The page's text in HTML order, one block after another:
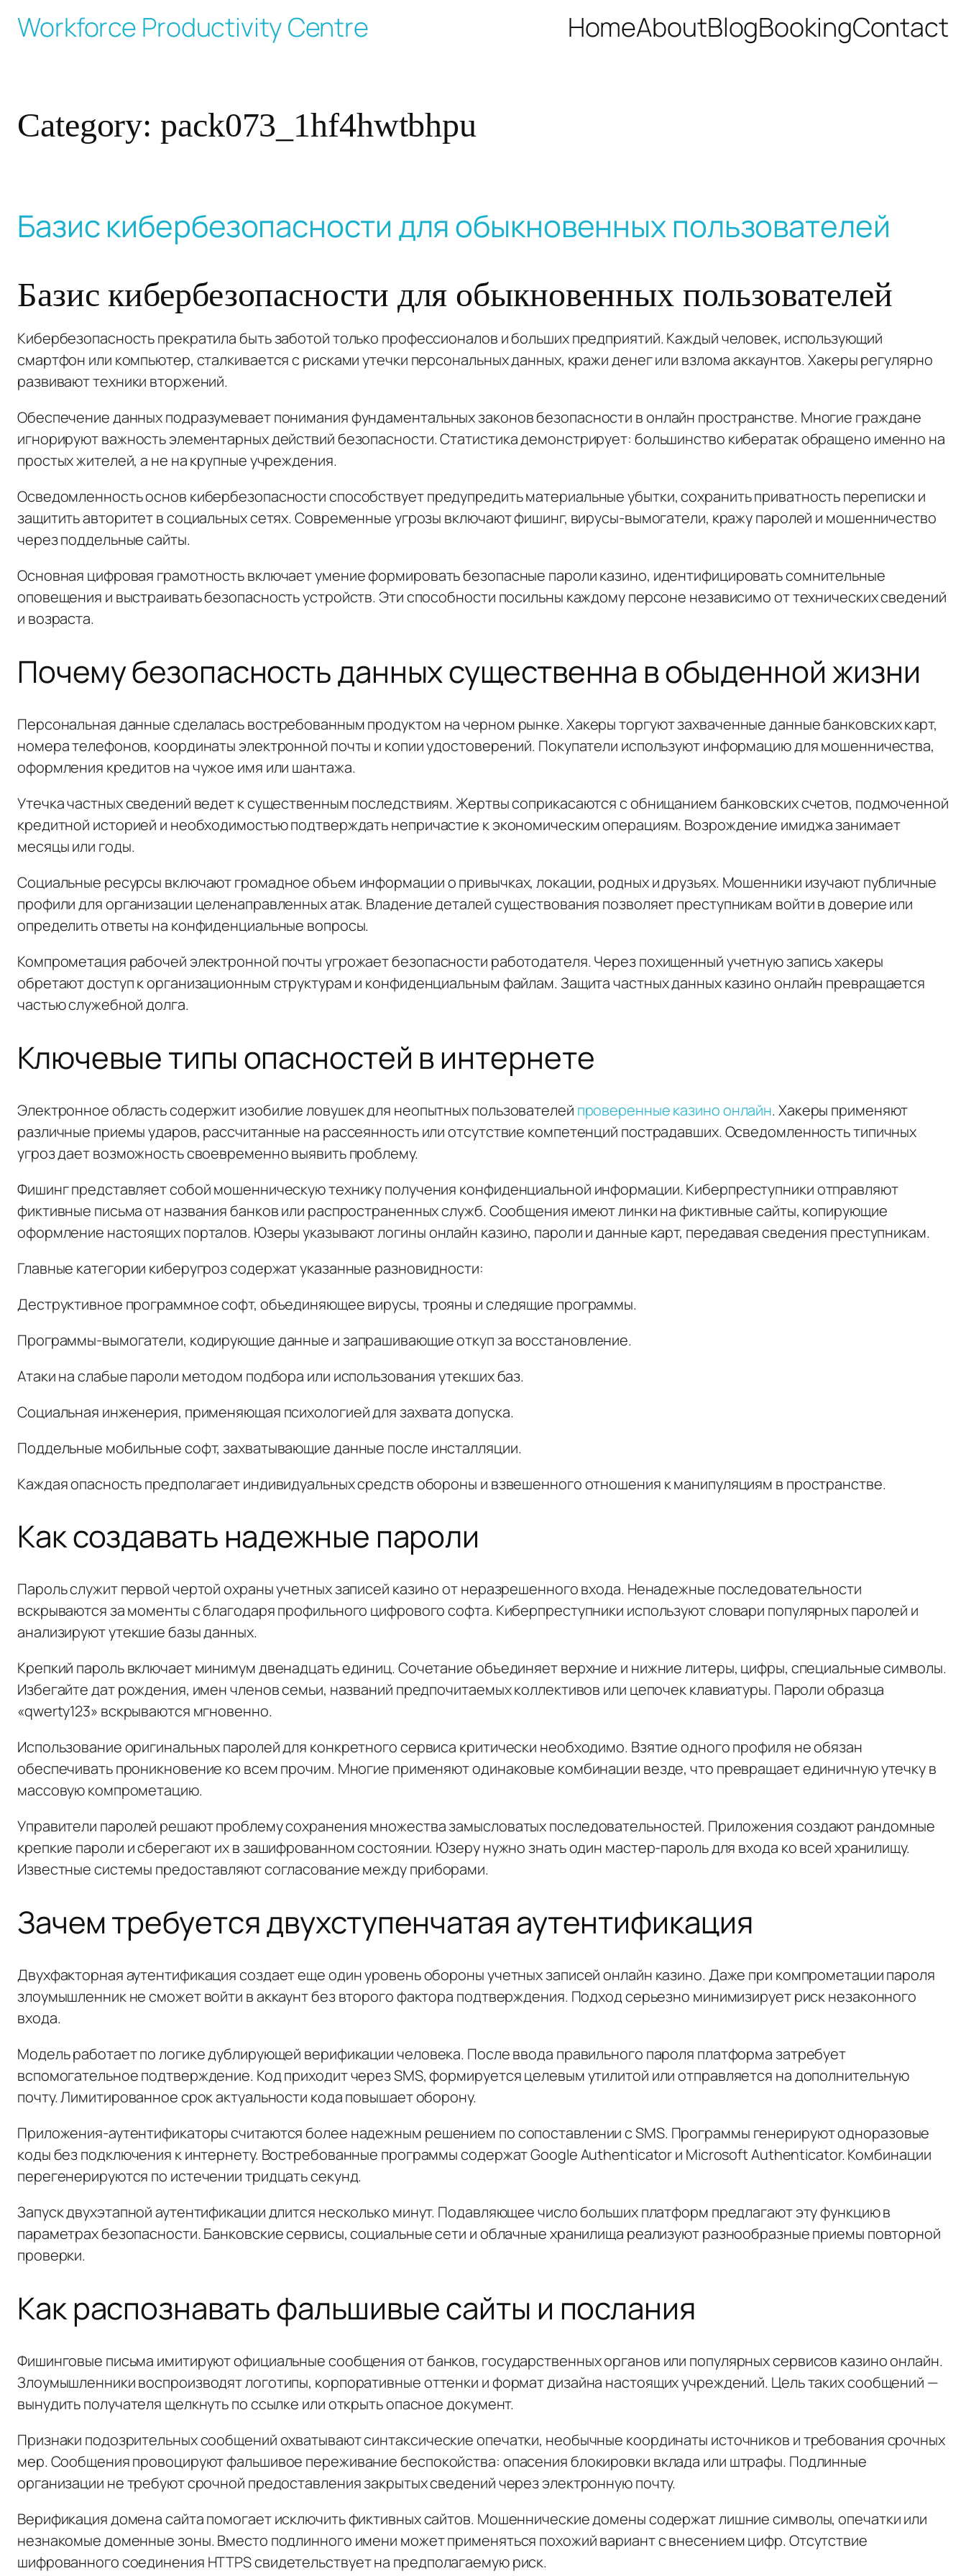
Skip
Workforce Productivity Centre HomeAboutBlogBookingContact
Category: pack073_1hf4hwtbhpu
Базис кибербезопасности для обыкновенных пользователей
Базис кибербезопасности для обыкновенных пользователей
Кибербезопасность прекратила быть заботой только профессионалов и больших предприятий. Каждый человек, использующий
смартфон или компьютер, сталкивается с рисками утечки персональных данных, кражи денег или взлома аккаунтов. Хакеры регулярно
развивают техники вторжений.
Обеспечение данных подразумевает понимания фундаментальных законов безопасности в онлайн пространстве. Многие граждане
игнорируют важность элементарных действий безопасности. Статистика демонстрирует: большинство кибератак обращено именно на
простых жителей, а не на крупные учреждения.
Осведомленность основ кибербезопасности способствует предупредить материальные убытки, сохранить приватность переписки и
защитить авторитет в социальных сетях. Современные угрозы включают фишинг, вирусы-вымогатели, кражу паролей и мошенничество
через поддельные сайты.
Основная цифровая грамотность включает умение формировать безопасные пароли казино, идентифицировать сомнительные
оповещения и выстраивать безопасность устройств. Эти способности посильны каждому персоне независимо от технических сведений
и возраста.
Почему безопасность данных существенна в обыденной жизни
Персональная данные сделалась востребованным продуктом на черном рынке. Хакеры торгуют захваченные данные банковских карт,
номера телефонов, координаты электронной почты и копии удостоверений. Покупатели используют информацию для мошенничества,
оформления кредитов на чужое имя или шантажа.
Утечка частных сведений ведет к существенным последствиям. Жертвы соприкасаются с обнищанием банковских счетов, подмоченной
кредитной историей и необходимостью подтверждать непричастие к экономическим операциям. Возрождение имиджа занимает
месяцы или годы.
Социальные ресурсы включают громадное объем информации о привычках, локации, родных и друзьях. Мошенники изучают публичные
профили для организации целенаправленных атак. Владение деталей существования позволяет преступникам войти в доверие или
определить ответы на конфиденциальные вопросы.
Компрометация рабочей электронной почты угрожает безопасности работодателя. Через похищенный учетную запись хакеры
обретают доступ к организационным структурам и конфиденциальным файлам. Защита частных данных казино онлайн превращается
частью служебной долга.
Ключевые типы опасностей в интернете
Электронное область содержит изобилие ловушек для неопытных пользователей проверенные казино онлайн. Хакеры применяют
различные приемы ударов, рассчитанные на рассеянность или отсутствие компетенций пострадавших. Осведомленность типичных
угроз дает возможность своевременно выявить проблему.
Фишинг представляет собой мошенническую технику получения конфиденциальной информации. Киберпреступники отправляют
фиктивные письма от названия банков или распространенных служб. Сообщения имеют линки на фиктивные сайты, копирующие
оформление настоящих порталов. Юзеры указывают логины онлайн казино, пароли и данные карт, передавая сведения преступникам.
Главные категории киберугроз содержат указанные разновидности:
Деструктивное программное софт, объединяющее вирусы, трояны и следящие программы.
Программы-вымогатели, кодирующие данные и запрашивающие откуп за восстановление.
Атаки на слабые пароли методом подбора или использования утекших баз.
Социальная инженерия, применяющая психологией для захвата допуска.
Поддельные мобильные софт, захватывающие данные после инсталляции.
Каждая опасность предполагает индивидуальных средств обороны и взвешенного отношения к манипуляциям в пространстве.
Как создавать надежные пароли
Пароль служит первой чертой охраны учетных записей казино от неразрешенного входа. Ненадежные последовательности
вскрываются за моменты с благодаря профильного цифрового софта. Киберпреступники используют словари популярных паролей и
анализируют утекшие базы данных.
Крепкий пароль включает минимум двенадцать единиц. Сочетание объединяет верхние и нижние литеры, цифры, специальные символы.
Избегайте дат рождения, имен членов семьи, названий предпочитаемых коллективов или цепочек клавиатуры. Пароли образца
«qwerty123» вскрываются мгновенно.
Использование оригинальных паролей для конкретного сервиса критически необходимо. Взятие одного профиля не обязан
обеспечивать проникновение ко всем прочим. Многие применяют одинаковые комбинации везде, что превращает единичную утечку в
массовую компрометацию.
Управители паролей решают проблему сохранения множества замысловатых последовательностей. Приложения создают рандомные
крепкие пароли и сберегают их в зашифрованном состоянии. Юзеру нужно знать один мастер-пароль для входа ко всей хранилищу.
Известные системы предоставляют согласование между приборами.
Зачем требуется двухступенчатая аутентификация
Двухфакторная аутентификация создает еще один уровень обороны учетных записей онлайн казино. Даже при компрометации пароля
злоумышленник не сможет войти в аккаунт без второго фактора подтверждения. Подход серьезно минимизирует риск незаконного
входа.
Модель работает по логике дублирующей верификации человека. После ввода правильного пароля платформа затребует
вспомогательное подтверждение. Код приходит через SMS, формируется целевым утилитой или отправляется на дополнительную
почту. Лимитированное срок актуальности кода повышает оборону.
Приложения-аутентификаторы считаются более надежным решением по сопоставлении с SMS. Программы генерируют одноразовые
коды без подключения к интернету. Востребованные программы содержат Google Authenticator и Microsoft Authenticator. Комбинации
перегенерируются по истечении тридцать секунд.
Запуск двухэтапной аутентификации длится несколько минут. Подавляющее число больших платформ предлагают эту функцию в
параметрах безопасности. Банковские сервисы, социальные сети и облачные хранилища реализуют разнообразные приемы повторной
проверки.
Как распознавать фальшивые сайты и послания
Фишинговые письма имитируют официальные сообщения от банков, государственных органов или популярных сервисов казино онлайн.
Злоумышленники воспроизводят логотипы, корпоративные оттенки и формат дизайна настоящих учреждений. Цель таких сообщений —
вынудить получателя щелкнуть по ссылке или открыть опасное документ.
Признаки подозрительных сообщений охватывают синтаксические опечатки, необычные координаты источников и требования срочных
мер. Сообщения провоцируют фальшивое переживание беспокойства: опасения блокировки вклада или штрафы. Подлинные
организации не требуют срочной предоставления закрытых сведений через электронную почту.
Верификация домена сайта помогает исключить фиктивных сайтов. Мошеннические домены содержат лишние символы, опечатки или
незнакомые доменные зоны. Вместо подлинного имени может применяться похожий вариант с внесением цифр. Отсутствие
шифрованного соединения HTTPS свидетельствует на предполагаемую риск.